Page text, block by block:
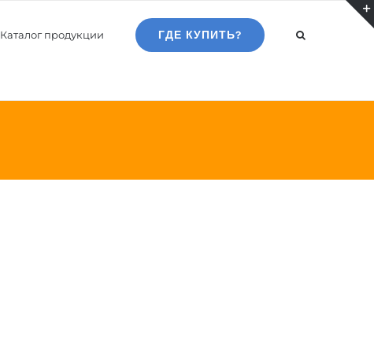
Каталог продукции ГДЕ КУПИТЬ?